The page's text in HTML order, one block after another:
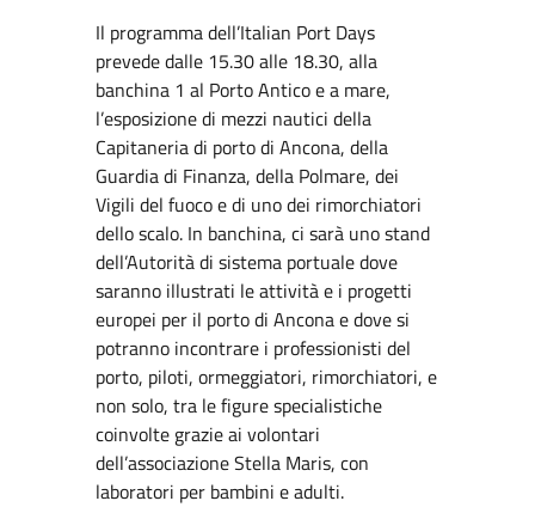
Il programma dell’Italian Port Days
prevede dalle 15.30 alle 18.30, alla
banchina 1 al Porto Antico e a mare,
l’esposizione di mezzi nautici della
Capitaneria di porto di Ancona, della
Guardia di Finanza, della Polmare, dei
Vigili del fuoco e di uno dei rimorchiatori
dello scalo. In banchina, ci sarà uno stand
dell’Autorità di sistema portuale dove
saranno illustrati le attività e i progetti
europei per il porto di Ancona e dove si
potranno incontrare i professionisti del
porto, piloti, ormeggiatori, rimorchiatori, e
non solo, tra le figure specialistiche
coinvolte grazie ai volontari
dell’associazione Stella Maris, con
laboratori per bambini e adulti.